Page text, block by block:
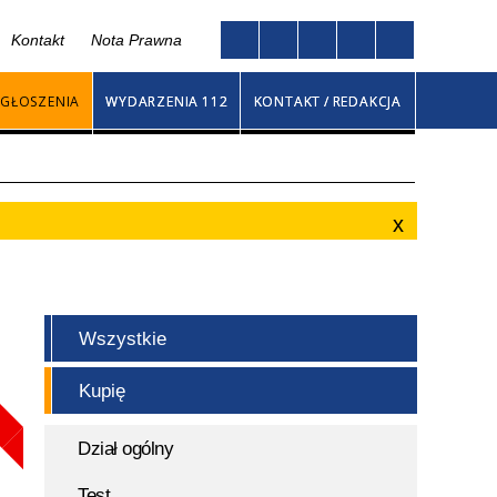
Kontakt Nota Prawna
WYDARZENIA 112 KONTAKT / REDAKCJA
Wszystkie
Kupię
Dział ogólny